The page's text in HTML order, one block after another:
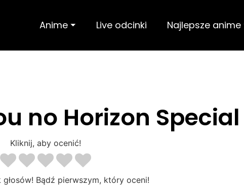
Anime ⏷ Live odcinki Najlepsze anime
no Horizon Special
Kliknij, aby ocenić!
Bądź pierwszym, który oceni!